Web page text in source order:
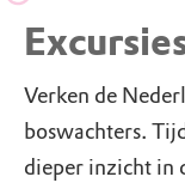
Verken de
boswachters.
dieper inzicht in